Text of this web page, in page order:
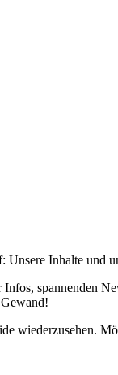
Inhalte und
spannenden
wiederzusehen.